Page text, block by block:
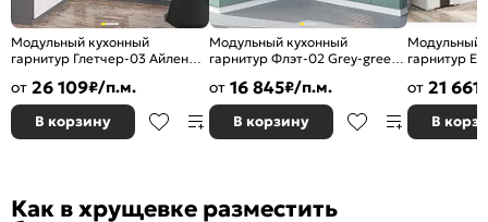
Модульный кухонный
гарнитур Глетчер-03 Айленд
2140x1200/2000x600
от 26 109₽/п.м.
В корзину
Модульный кухонный
гарнитур Флэт-02 Grey-green
2340x2390/1700x600
от 16 845₽/п.м.
В корзину
Модульный
гарнитур
2500x2400/
от 21 661
В
Как в хрущевке разместить